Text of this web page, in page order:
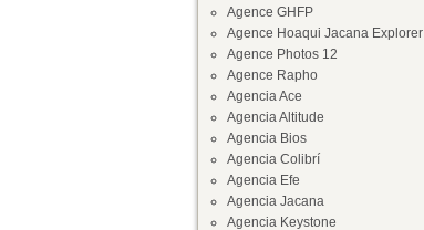
Agence GHFP
Agence Hoaqui Jacana Explorer
Agence Photos 12
Agence Rapho
Agencia Ace
Agencia Altitude
Agencia Bios
Agencia Colibrí
Agencia Efe
Agencia Jacana
Agencia Keystone